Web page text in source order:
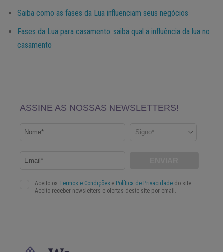
Saiba como as fases da Lua influenciam seus negócios
Fases da Lua para casamento: saiba qual a influência da lua no
casamento